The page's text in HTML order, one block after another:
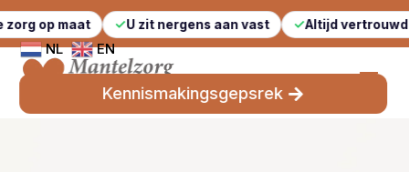
U zit nergens aan vast Altijd vertrouwde
NL EN
Kennismakingsgepsrek